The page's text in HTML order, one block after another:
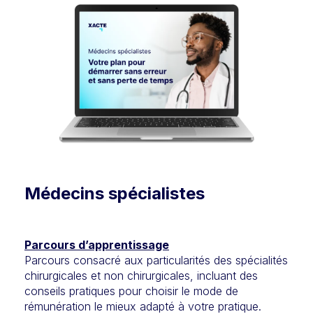
Médecins spécialistes
Parcours d’apprentissage
Parcours consacré aux particularités des spécialités
chirurgicales et non chirurgicales, incluant des
conseils pratiques pour choisir le mode de
rémunération le mieux adapté à votre pratique.